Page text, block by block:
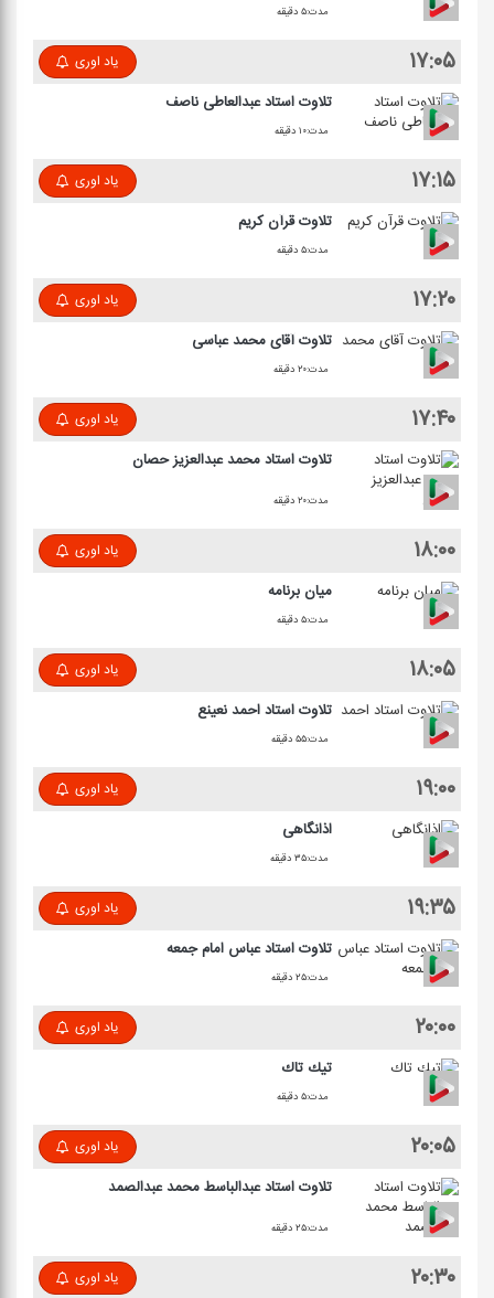
مدت:۵ دقیقه
۱۷:۰۵ یاد اوری
تلاوت استاد عبدالعاطی ناصف
مدت:۱۰ دقیقه
۱۷:۱۵ یاد اوری
تلاوت قرآن كریم
مدت:۵ دقیقه
۱۷:۲۰ یاد اوری
تلاوت آقای محمد عباسی
مدت:۲۰ دقیقه
۱۷:۴۰ یاد اوری
تلاوت استاد محمد عبدالعزیز حصان
مدت:۲۰ دقیقه
۱۸:۰۰ یاد اوری
میان برنامه
مدت:۵ دقیقه
۱۸:۰۵ یاد اوری
تلاوت استاد احمد نعینع
مدت:۵۵ دقیقه
۱۹:۰۰ یاد اوری
اذانگاهی
مدت:۳۵ دقیقه
۱۹:۳۵ یاد اوری
تلاوت استاد عباس امام جمعه
مدت:۲۵ دقیقه
۲۰:۰۰ یاد اوری
تیك تاك
مدت:۵ دقیقه
۲۰:۰۵ یاد اوری
تلاوت استاد عبدالباسط محمد عبدالصمد
مدت:۲۵ دقیقه
۲۰:۳۰ یاد اوری